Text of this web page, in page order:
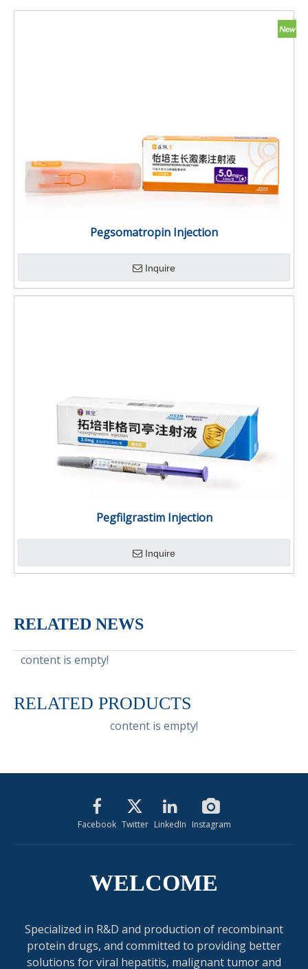
Pegsomatropin Injection
Inquire
Pegfilgrastim Injection
Inquire
RELATED NEWS
content is empty!
RELATED PRODUCTS
content is empty!
Facebook Twitter LinkedIn Instagram
WELCOME
Specialized in R&D and production of recombinant
protein drugs, and committed to providing better
solutions for viral hepatitis, malignant tumor and